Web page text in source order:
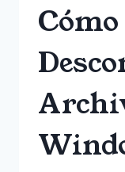
Cómo